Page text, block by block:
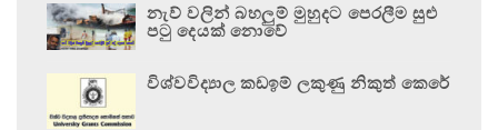
නැව් වලින් බහලුම් මුහුදට පෙරලීම සුළු
පටු දෙයක් නොවේ
විශ්වවිද්‍යාල කඩඉම් ලකුණු නිකුත් කෙරේ